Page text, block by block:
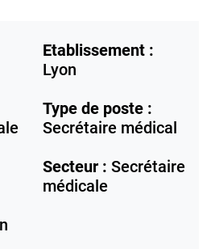
Etablissement :
Lyon
Type de poste :
Secrétaire médical
Secteur : Secrétaire
médicale